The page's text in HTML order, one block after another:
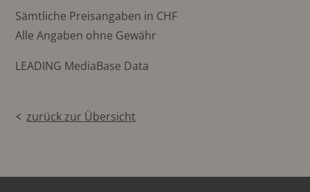
Sämtliche Preisangaben in CHF
Alle Angaben ohne Gewähr
LEADING MediaBase Data
zurück zur Übersicht